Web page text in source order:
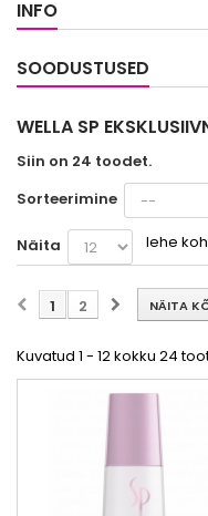
INFO
SOODUSTUSED
WELLA SP
Siin on 24 toodet.
Sorteerimine
Näita lehe
NÄITA
1 2
Kuvatud 1 - 12 kokku 24